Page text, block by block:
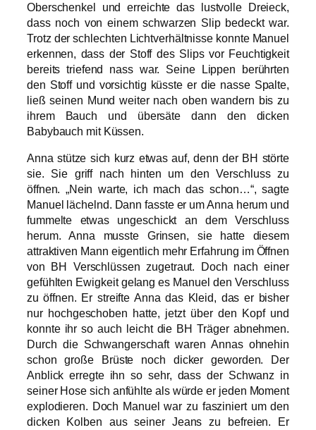
Oberschenkel und erreichte das lustvolle Dreieck,
dass noch von einem schwarzen Slip bedeckt war.
Trotz der schlechten Lichtverhältnisse konnte Manuel
erkennen, dass der Stoff des Slips vor Feuchtigkeit
bereits triefend nass war. Seine Lippen berührten
den Stoff und vorsichtig küsste er die nasse Spalte,
ließ seinen Mund weiter nach oben wandern bis zu
ihrem Bauch und übersäte dann den dicken
Babybauch mit Küssen.
Anna stütze sich kurz etwas auf, denn der BH störte
sie. Sie griff nach hinten um den Verschluss zu
öffnen. „Nein warte, ich mach das schon…“, sagte
Manuel lächelnd. Dann fasste er um Anna herum und
fummelte etwas ungeschickt an dem Verschluss
herum. Anna musste Grinsen, sie hatte diesem
attraktiven Mann eigentlich mehr Erfahrung im Öffnen
von BH Verschlüssen zugetraut. Doch nach einer
gefühlten Ewigkeit gelang es Manuel den Verschluss
zu öffnen. Er streifte Anna das Kleid, das er bisher
nur hochgeschoben hatte, jetzt über den Kopf und
konnte ihr so auch leicht die BH Träger abnehmen.
Durch die Schwangerschaft waren Annas ohnehin
schon große Brüste noch dicker geworden. Der
Anblick erregte ihn so sehr, dass der Schwanz in
seiner Hose sich anfühlte als würde er jeden Moment
explodieren. Doch Manuel war zu fasziniert um den
dicken Kolben aus seiner Jeans zu befreien. Er